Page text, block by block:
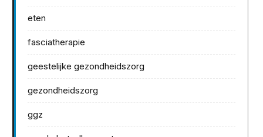
eten
fasciatherapie
geestelijke gezondheidszorg
gezondheidszorg
ggz